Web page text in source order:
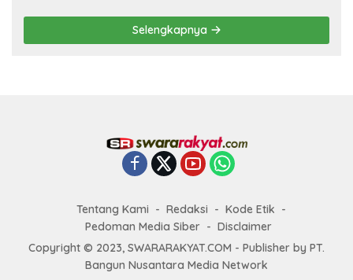
Selengkapnya
Tentang Kami Redaksi
Kode Etik
Pedoman Media Siber
Disclaimer
Copyright © 2023, SWARARAKYAT.COM - Publisher by PT.
Bangun Nusantara Media Network